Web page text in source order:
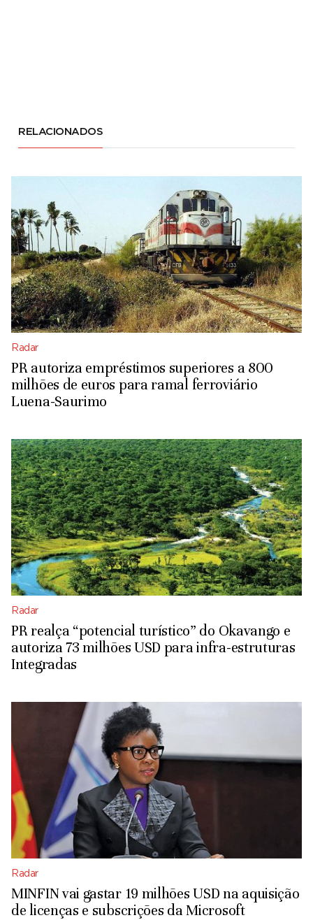
RELACIONADOS
Radar
PR autoriza empréstimos superiores a 800
milhões de euros para ramal ferroviário
Luena-Saurimo
Radar
PR realça “potencial turístico” do Okavango e
autoriza 73 milhões USD para infra-estruturas
Integradas
Radar
MINFIN vai gastar 19 milhões USD na aquisição
de licenças e subscrições da Microsoft